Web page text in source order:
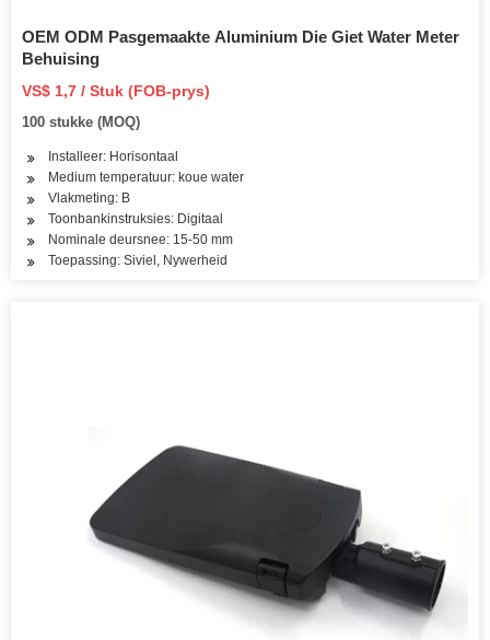
OEM ODM Pasgemaakte Aluminium Die Giet Water Meter
Behuising
VS$ 1,7 / Stuk (FOB-prys)
100 stukke (MOQ)
Installeer: Horisontaal
Medium temperatuur: koue water
Vlakmeting: B
Toonbankinstruksies: Digitaal
Nominale deursnee: 15-50 mm
Toepassing: Siviel, Nywerheid